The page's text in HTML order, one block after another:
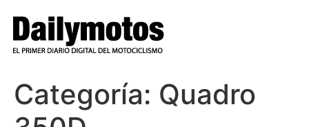
contenido
Categoría: Quadro